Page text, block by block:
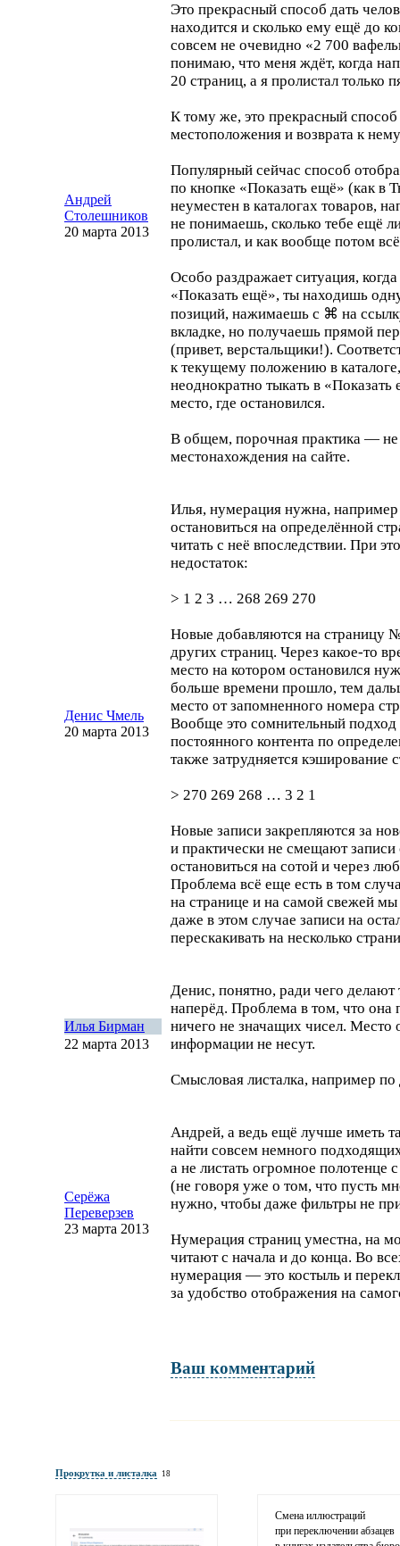
Андрей
Столешников
20 марта 2013
Это прекрасный способ дать
находится и сколько ему ещё до
совсем не очевидно «2 700
понимаю, что меня ждёт, когда
20 страниц, а я пролистал только
К тому же, это прекрасный
местоположения и возврата к
Популярный сейчас способ
по кнопке «Показать ещё» (как в
неуместен в каталогах товаров,
не понимаешь, сколько тебе ещё
пролистал, и как вообще потом
Особо раздражает ситуация,
«Показать ещё», ты находишь
позиций, нажимаешь с ⌘ на
вкладке, но получаешь прямой
(привет, верстальщики!).
к текущему положению в
неоднократно тыкать в «Показать
место, где остановился.
В общем, порочная практика — не
местонахождения на сайте.
Денис Чмель
20 марта 2013
Илья, нумерация нужна,
остановиться на определённой
читать с неё впоследствии. При
недостаток:
> 1 2 3 … 268 269 270
Новые добавляются на страницу
других страниц. Через какое-то
место на котором остановился
больше времени прошло, тем
место от запомненного номера
Вообще это сомнительный подход
постоянного контента по
также затрудняется кэширование
> 270 269 268 … 3 2 1
Новые записи закрепляются за
и практически не смещают
остановиться на сотой и через
Проблема всё еще есть в том
на странице и на самой свежей
даже в этом случае записи на
перескакивать на несколько
Илья Бирман
22 марта 2013
Денис, понятно, ради чего
наперёд. Проблема в том, что она
ничего не значащих чисел. Место
информации не несут.
Смысловая листалка, например
Серёжа
Переверзев
23 марта 2013
Андрей, а ведь ещё лучше иметь
найти совсем немного
а не листать огромное полотенце
(не говоря уже о том, что пусть
нужно, чтобы даже фильтры не
Нумерация страниц уместна, на
читают с начала и до конца. Во
нумерация — это костыль и
за удобство отображения на
Ваш комментарий
Прокрутка и листалка 18
Смена иллюстраций
при переключении абзацев